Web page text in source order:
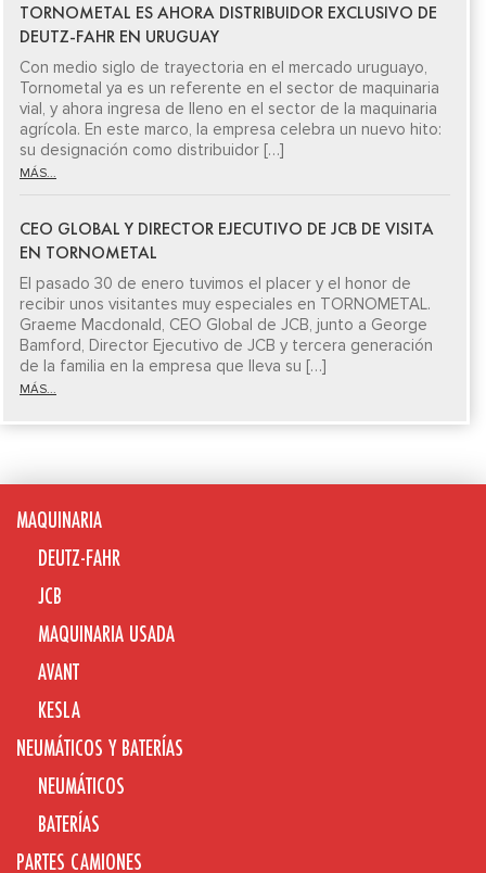
TORNOMETAL ES AHORA DISTRIBUIDOR EXCLUSIVO DE
DEUTZ-FAHR EN URUGUAY
Con medio siglo de trayectoria en el mercado uruguayo,
Tornometal ya es un referente en el sector de maquinaria
vial, y ahora ingresa de lleno en el sector de la maquinaria
agrícola. En este marco, la empresa celebra un nuevo hito:
su designación como distribuidor […]
MÁS...
CEO GLOBAL Y DIRECTOR EJECUTIVO DE JCB DE VISITA
EN TORNOMETAL
El pasado 30 de enero tuvimos el placer y el honor de
recibir unos visitantes muy especiales en TORNOMETAL.
Graeme Macdonald, CEO Global de JCB, junto a George
Bamford, Director Ejecutivo de JCB y tercera generación
de la familia en la empresa que lleva su […]
MÁS...
MAQUINARIA
DEUTZ-FAHR
JCB
MAQUINARIA USADA
AVANT
KESLA
NEUMÁTICOS Y BATERÍAS
NEUMÁTICOS
BATERÍAS
PARTES CAMIONES